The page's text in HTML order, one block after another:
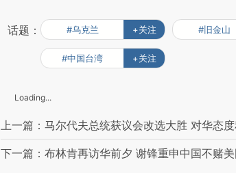
话题： #乌克兰 +关注 #旧金山
#中国台湾 +关注
Loading...
上一篇：马尔代夫总统获议会改选大胜 对华态
下一篇：布林肯再访华前夕 谢锋重申中国不赌